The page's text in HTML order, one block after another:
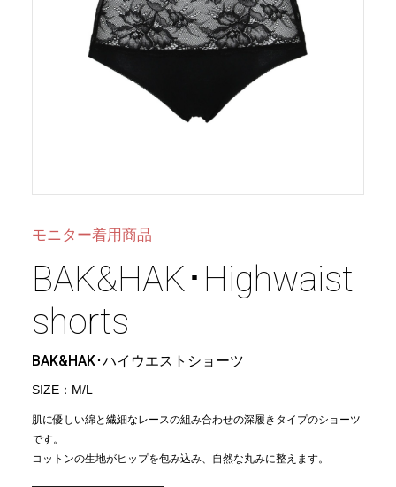
モニター着用商品
BAK&HAK･Highwaist
shorts
BAK&HAK･ハイウエストショーツ
SIZE：M/L
肌に優しい綿と繊細なレースの組み合わせの深履きタイプのショーツ
です。
コットンの生地がヒップを包み込み、自然な丸みに整えます。